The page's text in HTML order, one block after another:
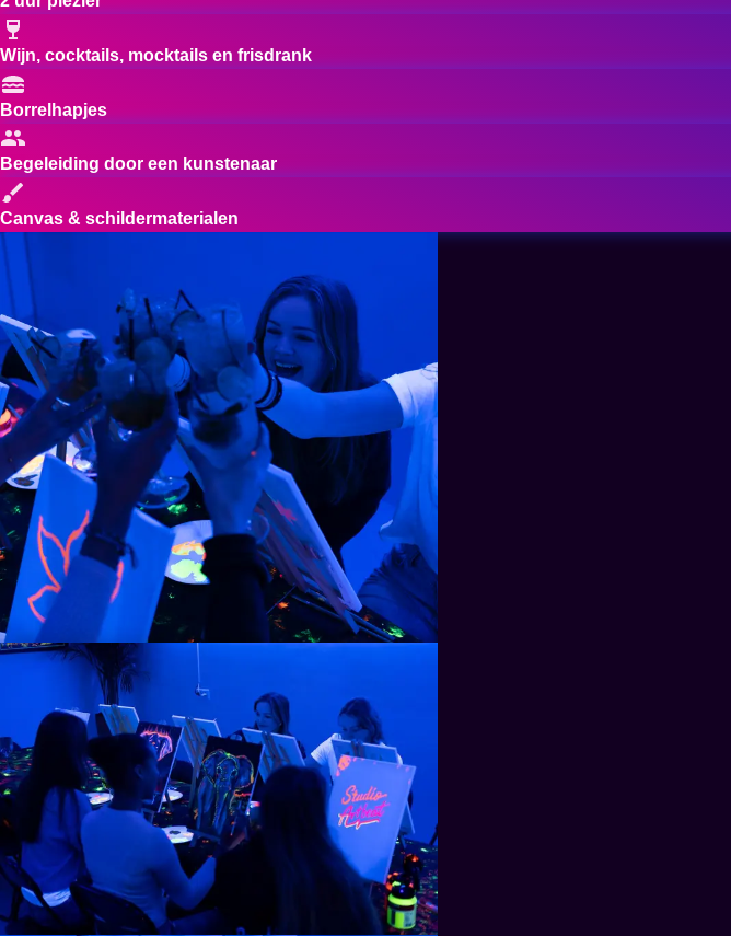
Wijn, cocktails, mocktails en frisdrank
Borrelhapjes
Begeleiding door een kunstenaar
Canvas & schildermaterialen